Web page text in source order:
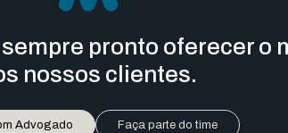
pronto oferecer o
nossos clientes.
Advogado Faça parte do time